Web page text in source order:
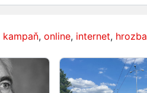
kampaň, online, internet, hrozba